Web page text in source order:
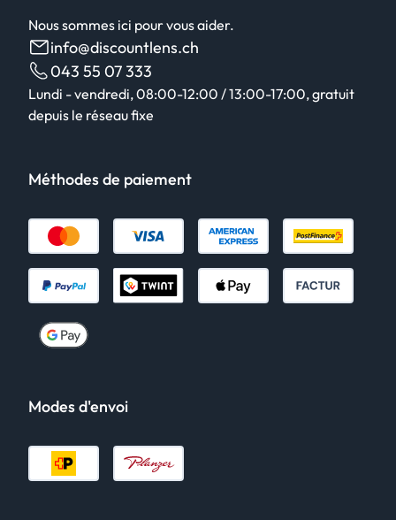
Nous sommes ici pour vous aider.
info@discountlens.ch
043 55 07 333
Lundi - vendredi, 08:00-12:00 / 13:00-17:00, gratuit
depuis le réseau fixe
Méthodes de paiement
Modes d'envoi